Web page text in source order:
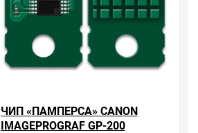
ЧИП «ПАМПЕРСА» CANON
IMAGEPROGRAF GP-200